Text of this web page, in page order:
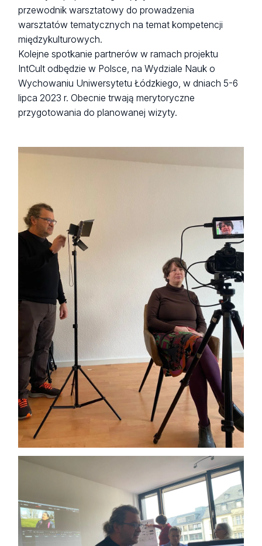
przewodnik warsztatowy do prowadzenia
warsztatów tematycznych na temat kompetencji
międzykulturowych.
Kolejne spotkanie partnerów w ramach projektu
IntCult odbędzie w Polsce, na Wydziale Nauk o
Wychowaniu Uniwersytetu Łódzkiego, w dniach 5-6
lipca 2023 r. Obecnie trwają merytoryczne
przygotowania do planowanej wizyty.